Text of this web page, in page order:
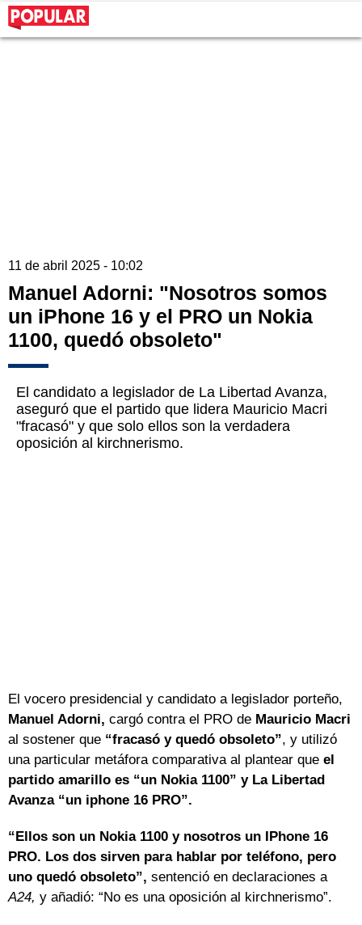
11 de abril 2025 - 10:02
Manuel Adorni: "Nosotros somos
un iPhone 16 y el PRO un Nokia
1100, quedó obsoleto"
El candidato a legislador de La Libertad Avanza,
aseguró que el partido que lidera Mauricio Macri
"fracasó" y que solo ellos son la verdadera
oposición al kirchnerismo.
El vocero presidencial y candidato a legislador porteño,
Manuel Adorni, cargó contra el PRO de Mauricio Macri
al sostener que “fracasó y quedó obsoleto”, y utilizó
una particular metáfora comparativa al plantear que el
partido amarillo es “un Nokia 1100” y La Libertad
Avanza “un iphone 16 PRO”.
“Ellos son un Nokia 1100 y nosotros un IPhone 16
PRO. Los dos sirven para hablar por teléfono, pero
uno quedó obsoleto”, sentenció en declaraciones a
A24, y añadió: “No es una oposición al kirchnerismo”.